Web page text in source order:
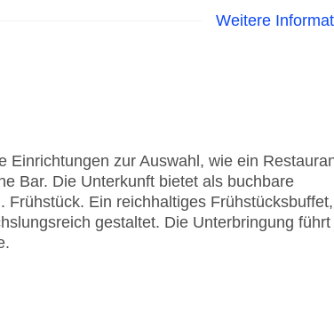
Weitere
Einrichtungen zur Auswahl, wie ein
Bar. Die Unterkunft bietet als buchbare
Frühstück. Ein reichhaltiges
gestaltet. Die Unterbringung